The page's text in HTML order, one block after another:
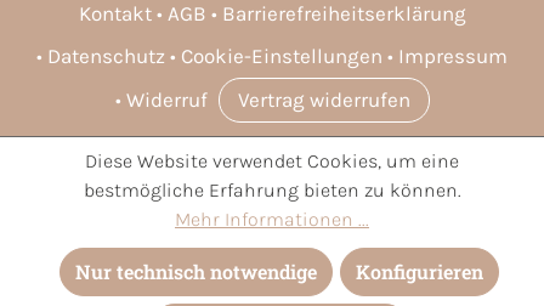
Kontakt
AGB
Barrierefreiheitserklärung
Datenschutz
Cookie-Einstellungen
Impressum
Widerruf
Vertrag widerrufen
* Alle Preise inkl. gesetzl. Mehrwertsteuer zzgl.Versandkosten
und ggf. Nachnahmegebühren, wenn nicht anders angegeben.
Diese Website verwendet Cookies, um eine
bestmögliche Erfahrung bieten zu können.
Mehr Informationen ...
Nur technisch notwendige Konfigurieren